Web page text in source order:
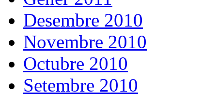
Desembre 2010
Novembre 2010
Octubre 2010
Setembre 2010